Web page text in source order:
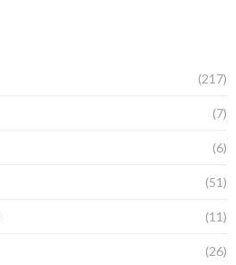
(217)
(7)
(6)
(51)
(11)
(26)